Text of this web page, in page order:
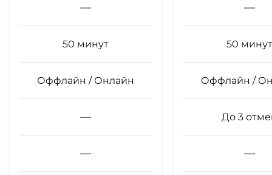
—
50 минут
Оффлайн / Онлайн
—
—
—
50 минут
Оффлайн /
До 3
—